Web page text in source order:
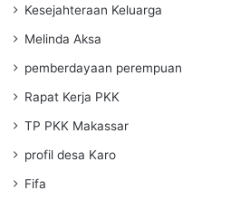
Kesejahteraan Keluarga
Melinda Aksa
pemberdayaan perempuan
Rapat Kerja PKK
TP PKK Makassar
profil desa Karo
Fifa